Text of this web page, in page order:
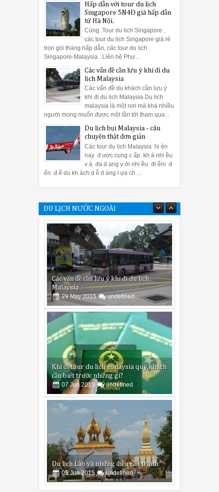
Hấp dẫn với tour du lịch
Singapore 5N4Đ giá hấp dẫn
từ Hà Nội.
Cùng Tour du lịch Singapore ,
các tour du lịch Singapore giá rẻ
trọn gói tháng hấp dẫn, các tour du lịch
Singapore-Malaysia . Liên hệ Phư...
Các vấn đề cần lưu ý khi đi du
lịch Malaysia
Các vấn đề du khách cần lưu ý
khi đi du lịch Malaysia Du lich
malaysia là một nơi mà khá nhiều
người mong muốn được một lần tới tham qua...
Du lịch bụi Malaysia - câu
chuyện thật đơn giản
Các tour du lịch Malaysia hi ện
nay đ ược cung c ấp kh á nhi ều
v à đa d ạng v ới nhi ều đi ểm đ
ến đ ể du kh ách d ễ d àng l ựa ch ...
DU LỊCH NƯỚC NGOÀI
Các vấn đề cần lưu ý khi đi du lịch
Malaysia
29 May 2015 undefined
Khi đi tour du lịch malaysia quý khách
cần biết trước những gì?
07 Jun 2015 undefined
Du lịch Lào và những điều cần tránh
05 Jun 2015 undefined